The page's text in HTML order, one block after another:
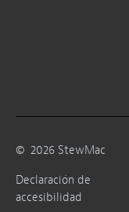
© 2026 StewMac
Declaración de
accesibilidad